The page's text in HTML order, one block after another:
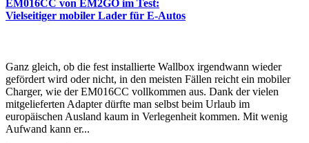
EM016CC von EM2GO im Test:
Vielseitiger mobiler Lader für E-Autos
Ganz gleich, ob die fest installierte Wallbox irgendwann wieder
gefördert wird oder nicht, in den meisten Fällen reicht ein mobiler
Charger, wie der EM016CC vollkommen aus. Dank der vielen
mitgelieferten Adapter dürfte man selbst beim Urlaub im
europäischen Ausland kaum in Verlegenheit kommen. Mit wenig
Aufwand kann er...